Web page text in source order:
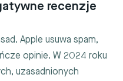
recenzje
Apple usuwa spam,
opinie. W 2024 roku
uzasadnionych